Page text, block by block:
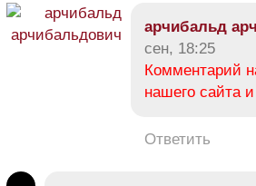
арчибальд
сен, 18:25
Комментарий
нашего сайта
Ответить